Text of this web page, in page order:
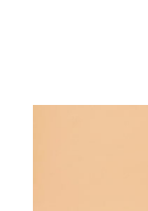
en una